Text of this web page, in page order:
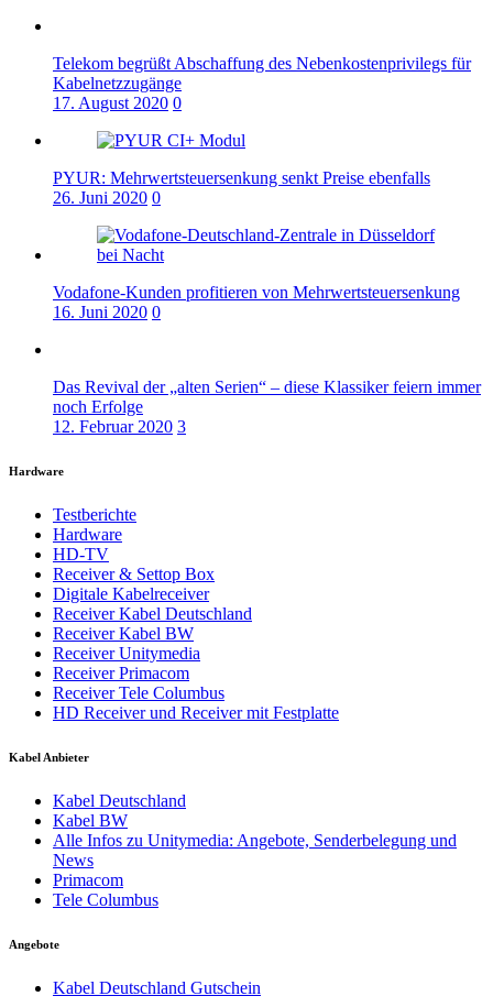
Telekom begrüßt Abschaffung des Nebenkostenprivilegs für
Kabelnetzzugänge
17. August 2020 0
PYUR: Mehrwertsteuersenkung senkt Preise ebenfalls
26. Juni 2020 0
Vodafone-Kunden profitieren von Mehrwertsteuersenkung
16. Juni 2020 0
Das Revival der „alten Serien“ – diese Klassiker feiern immer
noch Erfolge
12. Februar 2020 3
Hardware
Testberichte
Hardware
HD-TV
Receiver & Settop Box
Digitale Kabelreceiver
Receiver Kabel Deutschland
Receiver Kabel BW
Receiver Unitymedia
Receiver Primacom
Receiver Tele Columbus
HD Receiver und Receiver mit Festplatte
Kabel Anbieter
Kabel Deutschland
Kabel BW
Alle Infos zu Unitymedia: Angebote, Senderbelegung und
News
Primacom
Tele Columbus
Angebote
Kabel Deutschland Gutschein